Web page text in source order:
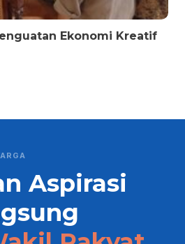
Ekonomi Kreatif
Aspirasi